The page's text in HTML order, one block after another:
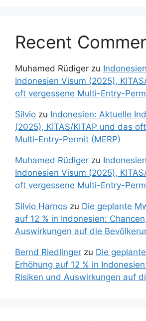
Recent
Muhamed Rüdiger zu
Indonesien Visum (2025),
oft vergessene Multi-Entry-
Silvio zu Indonesien: Aktuelle
(2025), KITAS/KITAP und das
Multi-Entry-Permit (MERP)
Muhamed Rüdiger zu
Indonesien Visum (2025),
oft vergessene Multi-Entry-
Silvio Harnos zu Die geplante
auf 12 % in Indonesien:
Auswirkungen auf die
Bernd Riedlinger zu Die
Erhöhung auf 12 % in
Risiken und Auswirkungen auf